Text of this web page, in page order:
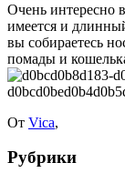
Очень интересно
имеется и
вы собираетесь
помады и
От Vica,
Рубрики